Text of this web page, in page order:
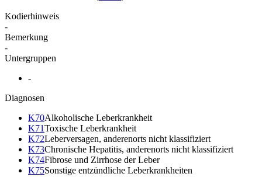
Kodierhinweis
-
Bemerkung
-
Untergruppen
-
Diagnosen
K70Alkoholische Leberkrankheit
K71Toxische Leberkrankheit
K72Leberversagen, anderenorts nicht klassifiziert
K73Chronische Hepatitis, anderenorts nicht klassifiziert
K74Fibrose und Zirrhose der Leber
K75Sonstige entzündliche Leberkrankheiten